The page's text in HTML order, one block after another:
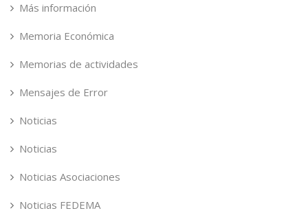
Más información
Memoria Económica
Memorias de actividades
Mensajes de Error
Noticias
Noticias
Noticias Asociaciones
Noticias FEDEMA